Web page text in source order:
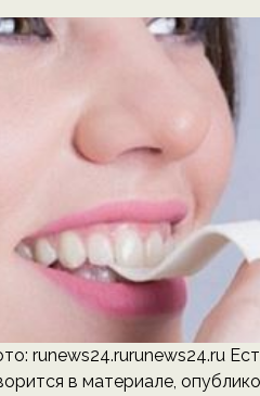
runews24.rurunews24.ru
в материале,